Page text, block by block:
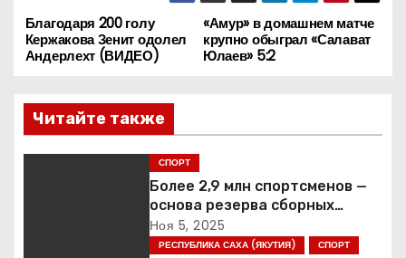
Н
а
в
и
«Амур» в домашнем матче
крупно обыграл «Салават
Юлаев» 5:2
Благодаря 200 голу
Кержакова Зенит одолел
Андерлехт (ВИДЕО)
Читайте также
СПОРТ
Более 2,9 млн спортсменов —
основа резерва сборных
России
Ноя 5, 2025
РЕСПУБЛИКА САХА (ЯКУТИЯ) СПОРТ